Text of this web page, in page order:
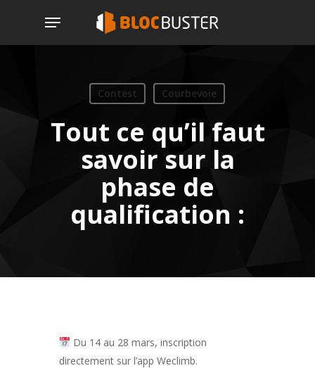
main
Menu
Contest Courbevoie
Tout ce qu’il faut
savoir sur la
phase de
qualification :
Du 14 au 28 mars, inscription
directement sur l’app Weclimb.